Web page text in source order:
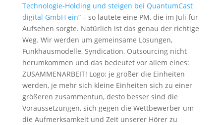
Technologie-Holding und steigen bei QuantumCast
digital GmbH ein“ – so lautete eine PM, die im Juli für
Aufsehen sorgte. Natürlich ist das genau der richtige
Weg. Wir werden um gemeinsame Lösungen,
Funkhausmodelle, Syndication, Outsourcing nicht
herumkommen und das bedeutet vor allem eines:
ZUSAMMENARBEIT! Logo: je größer die Einheiten
werden, je mehr sich kleine Einheiten sich zu einer
größeren zusammentun, desto besser sind die
Voraussetzungen, sich gegen die Wettbewerber um
die Aufmerksamkeit und Zeit unserer Hörer zu